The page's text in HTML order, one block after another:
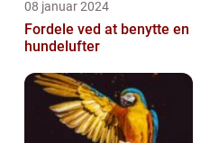
08 januar 2024
Fordele ved at benytte en
hundelufter